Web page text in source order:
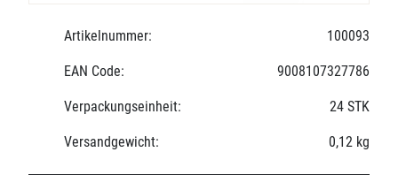
Artikelnummer: 100093
EAN Code: 9008107327786
Verpackungseinheit: 24 STK
Versandgewicht: 0,12 kg